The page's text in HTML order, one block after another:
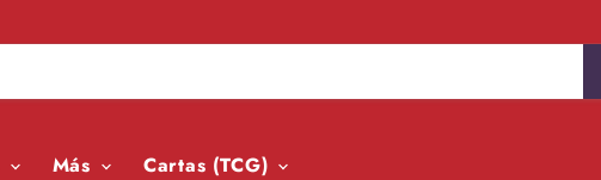
Más Cartas (TCG)